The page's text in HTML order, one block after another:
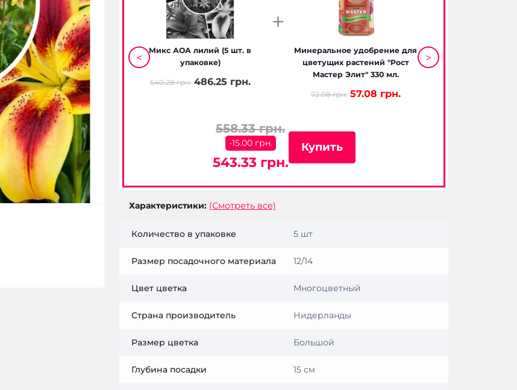
<
Агрономика для Цветущих
ТМ "Киссон" 1 кг.
244.20 грн. 224.20 грн.
Купить
Микс АОА лилий (5 шт. в
упаковке)
540.28 грн. 486.25 грн.
+
Минеральное удобрение для
цветущих растений "Рост
Мастер Элит" 330 мл.
72.08 грн. 57.08 грн.
558.33 грн.
-15.00 грн.
543.33 грн.
Купить
>
Характеристики: (Смотреть все)
Количество в упаковке 5 шт
Размер посадочного материала 12/14
Цвет цветка Многоцветный
Страна производитель Нидерланды
Размер цветка Большой
Глубина посадки 15 см